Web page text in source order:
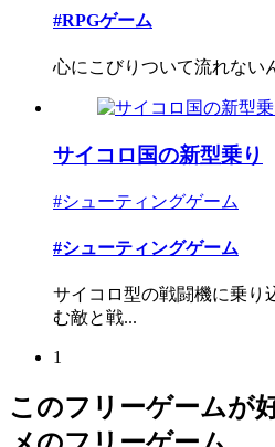
#RPGゲーム
心にこびりついて流れない
サイコロ国の新型乗り
#シューティングゲーム
#シューティングゲーム
サイコロ型の戦闘機に乗り
む敵と戦...
1
このフリーゲームが